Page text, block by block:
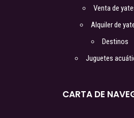
Venta de
Alquiler de
Destinos
Juguetes
CARTA DE